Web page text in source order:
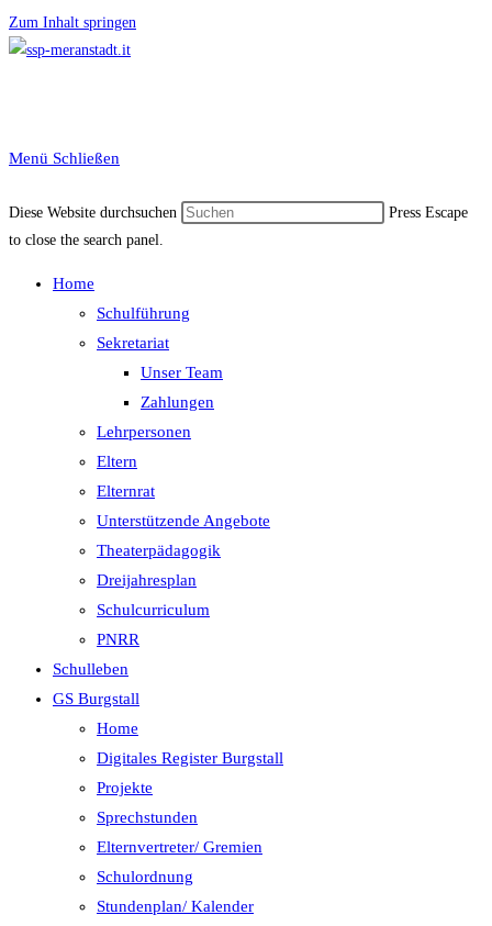
Zum Inhalt springen
Menü Schließen
Diese Website durchsuchen
Press Escape
to close the search panel.
Home
Schulführung
Sekretariat
Unser Team
Zahlungen
Lehrpersonen
Eltern
Elternrat
Unterstützende Angebote
Theaterpädagogik
Dreijahresplan
Schulcurriculum
PNRR
Schulleben
GS Burgstall
Home
Digitales Register Burgstall
Projekte
Sprechstunden
Elternvertreter/ Gremien
Schulordnung
Stundenplan/ Kalender